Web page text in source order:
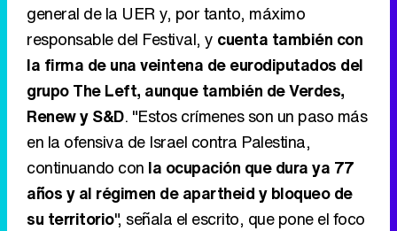
general de la UER y, por tanto, máximo
responsable del Festival, y cuenta también con
la firma de una veintena de eurodiputados del
grupo The Left, aunque también de Verdes,
Renew y S&D. "Estos crímenes son un paso más
en la ofensiva de Israel contra Palestina,
continuando con la ocupación que dura ya 77
años y al régimen de apartheid y bloqueo de
su territorio", señala el escrito, que pone el foco